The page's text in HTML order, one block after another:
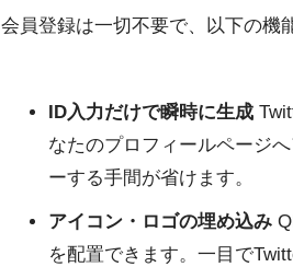
会員登録は一切不要で、以下の機
ID入力だけで瞬時に生成
なたのプロフィールページ
ーする手間が省けます。
アイコン・ロゴの埋め込み
を配置できます。一目で